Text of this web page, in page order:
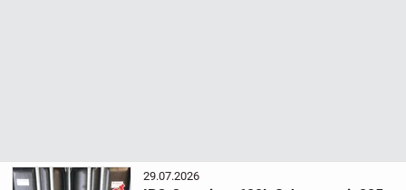
29.07.2026